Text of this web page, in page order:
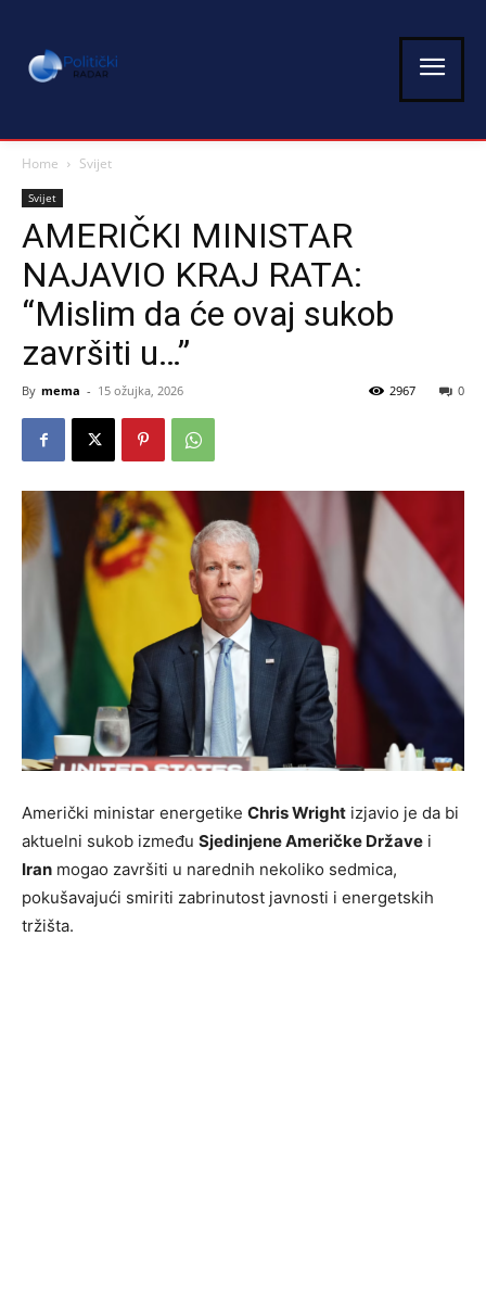
Home Svijet
Svijet
AMERIČKI MINISTAR
NAJAVIO KRAJ RATA:
“Mislim da će ovaj sukob
završiti u…”
By mema - 15 ožujka, 2026 0
2967
Američki ministar energetike Chris Wright izjavio je da bi
aktuelni sukob između Sjedinjene Američke Države i
Iran mogao završiti u narednih nekoliko sedmica,
pokušavajući smiriti zabrinutost javnosti i energetskih
tržišta.